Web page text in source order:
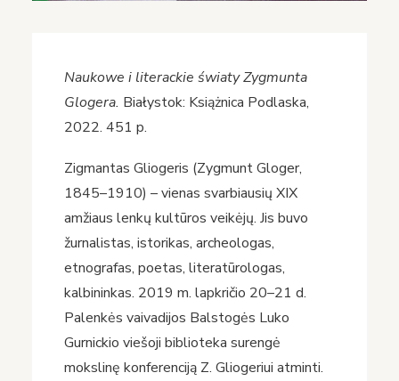
Naukowe i literackie światy Zygmunta
Glogera. Białystok: Książnica Podlaska,
2022. 451 p.
Zigmantas Gliogeris (Zygmunt Gloger,
1845–1910) – vienas svarbiausių XIX
amžiaus lenkų kultūros veikėjų. Jis buvo
žurnalistas, istorikas, archeologas,
etnografas, poetas, literatūrologas,
kalbininkas. 2019 m. lapkričio 20–21 d.
Palenkės vaivadijos Balstogės Luko
Gurnickio viešoji biblioteka surengė
mokslinę konferenciją Z. Gliogeriui atminti.